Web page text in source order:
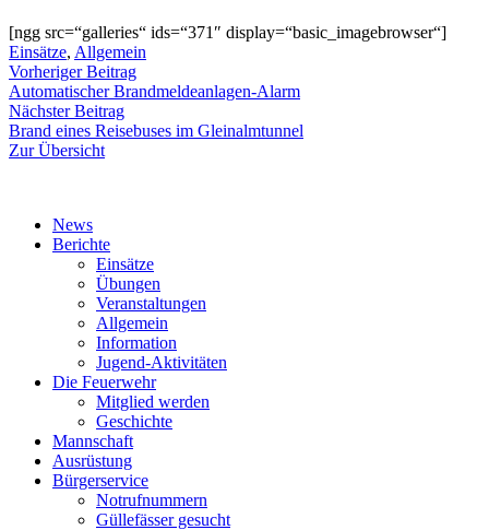
[ngg src=“galleries“ ids=“371″ display=“basic_imagebrowser“]
Einsätze, Allgemein
Beitragsnavigation
Vorheriger BeitragVorheriger
Beitrag:
Automatischer Brandmeldeanlagen-Alarm
Nächster BeitragNächster
Beitrag:
Brand eines Reisebuses im Gleinalmtunnel
Zur Übersicht
News
Berichte
Einsätze
Übungen
Veranstaltungen
Allgemein
Information
Jugend-Aktivitäten
Die Feuerwehr
Mitglied werden
Geschichte
Mannschaft
Ausrüstung
Bürgerservice
Notrufnummern
Güllefässer gesucht